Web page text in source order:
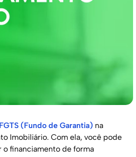
FGTS (Fundo de Garantia) na
Imobiliário. Com ela, você pode
financiamento de forma